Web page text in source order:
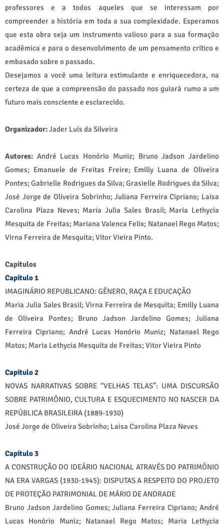
professores e a todos aqueles que se interessam por
compreender a história em toda a sua complexidade. Esperamos
que esta obra seja um instrumento valioso para a sua formação
acadêmica e para o desenvolvimento de um pensamento crítico e
embasado sobre o passado.
Desejamos a você uma leitura estimulante e enriquecedora, na
certeza de que a compreensão do passado nos guiará rumo a um
futuro mais consciente e esclarecido.
Organizador:Jader Luís da Silveira
Autores: André Lucas Honório Muniz; Bruno Jadson Jardelino
Gomes; Emanuele de Freitas Freire; Emilly Luana de Oliveira
Pontes; Gabrielle Rodrigues da Silva; Grasielle Rodrigues da Silva;
José Jorge de Oliveira Sobrinho; Juliana Ferreira Cipriano; Laisa
Carolina Plaza Neves; Maria Julia Sales Brasil; Maria Lethycia
Mesquita de Freitas; Mariana Valenca Felix; Natanael Rego Matos;
Virna Ferreira de Mesquita; Vitor Vieira Pinto.
Capítulos
Capítulo 1
IMAGINÁRIO REPUBLICANO: GÊNERO, RAÇA E EDUCAÇÃO
Maria Julia Sales Brasil; Virna Ferreira de Mesquita; Emilly Luana
de Oliveira Pontes; Bruno Jadson Jardelino Gomes; Juliana
Ferreira Cipriano; André Lucas Honório Muniz; Natanael Rego
Matos; Maria Lethycia Mesquita de Freitas; Vitor Vieira Pinto
Capítulo 2
NOVAS NARRATIVAS SOBRE “VELHAS TELAS”: UMA DISCURSÃO
SOBRE PATRIMÔNIO, CULTURA E ESQUECIMENTO NO NASCER DA
REPÚBLICA BRASILEIRA (1889-1930)
José Jorge de Oliveira Sobrinho; Laisa Carolina Plaza Neves
Capítulo 3
A CONSTRUÇÃO DO IDEÁRIO NACIONAL ATRAVÉS DO PATRIMÔNIO
NA ERA VARGAS (1930-1945): DISPUTAS A RESPEITO DO PROJETO
DE PROTEÇÃO PATRIMONIAL DE MÁRIO DE ANDRADE
Bruno Jadson Jardelino Gomes; Juliana Ferreira Cipriano; André
Lucas Honório Muniz; Natanael Rego Matos; Maria Lethycia